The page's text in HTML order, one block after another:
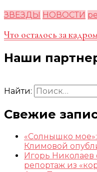
ЗВЕЗДЫ НОВОСТИ
Что осталось за
Наши
Найти:
Свежие
«Солнышко
Климовой
Игорь Николаев
репортаж из